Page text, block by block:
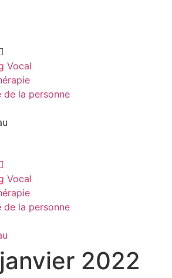
Vocal
de la personne
Vocal
de la personne
2022